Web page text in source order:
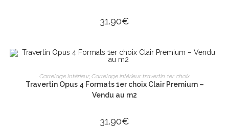
31.90€
AJOUTER AU PANIER
Carrelage Intérieur, Carrelage intérieur travertin 1er choix
Travertin Opus 4 Formats 1er choix Clair Premium –
Vendu au m2
31.90€